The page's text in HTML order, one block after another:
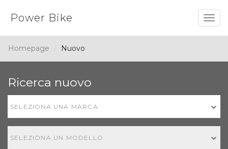
Power Bike
Homepage Nuovo
Ricerca nuovo
SELEZIONA UNA MARCA
SELEZIONA UN MODELLO